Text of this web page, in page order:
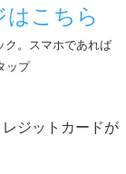
こちら
ク。スマホであれば
ップ
ジットカードが